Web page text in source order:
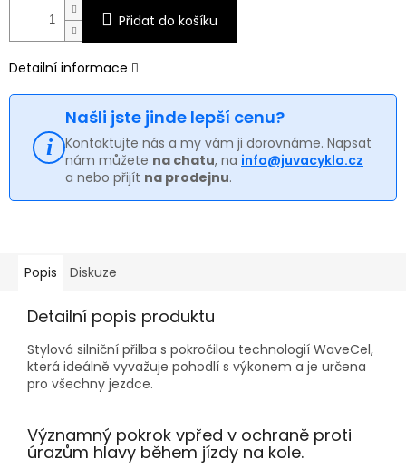
Přidat do košíku
Detailní informace
Našli jste jinde lepší cenu?
Kontaktujte nás a my vám ji dorovnáme. Napsat
nám můžete na chatu, na info@juvacyklo.cz
a nebo přijít na prodejnu.
Popis Diskuze
Detailní popis produktu
Stylová silniční přilba s pokročilou technologií WaveCel,
která ideálně vyvažuje pohodlí s výkonem a je určena
pro všechny jezdce.
Významný pokrok vpřed v ochraně proti
úrazům hlavy během jízdy na kole.